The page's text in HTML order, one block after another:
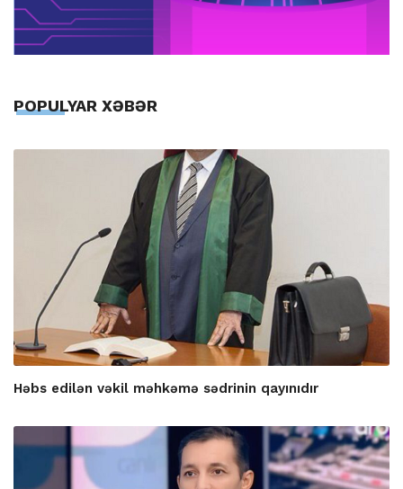
POPULYAR XƏBƏR
Həbs edilən vəkil məhkəmə sədrinin qayınıdır